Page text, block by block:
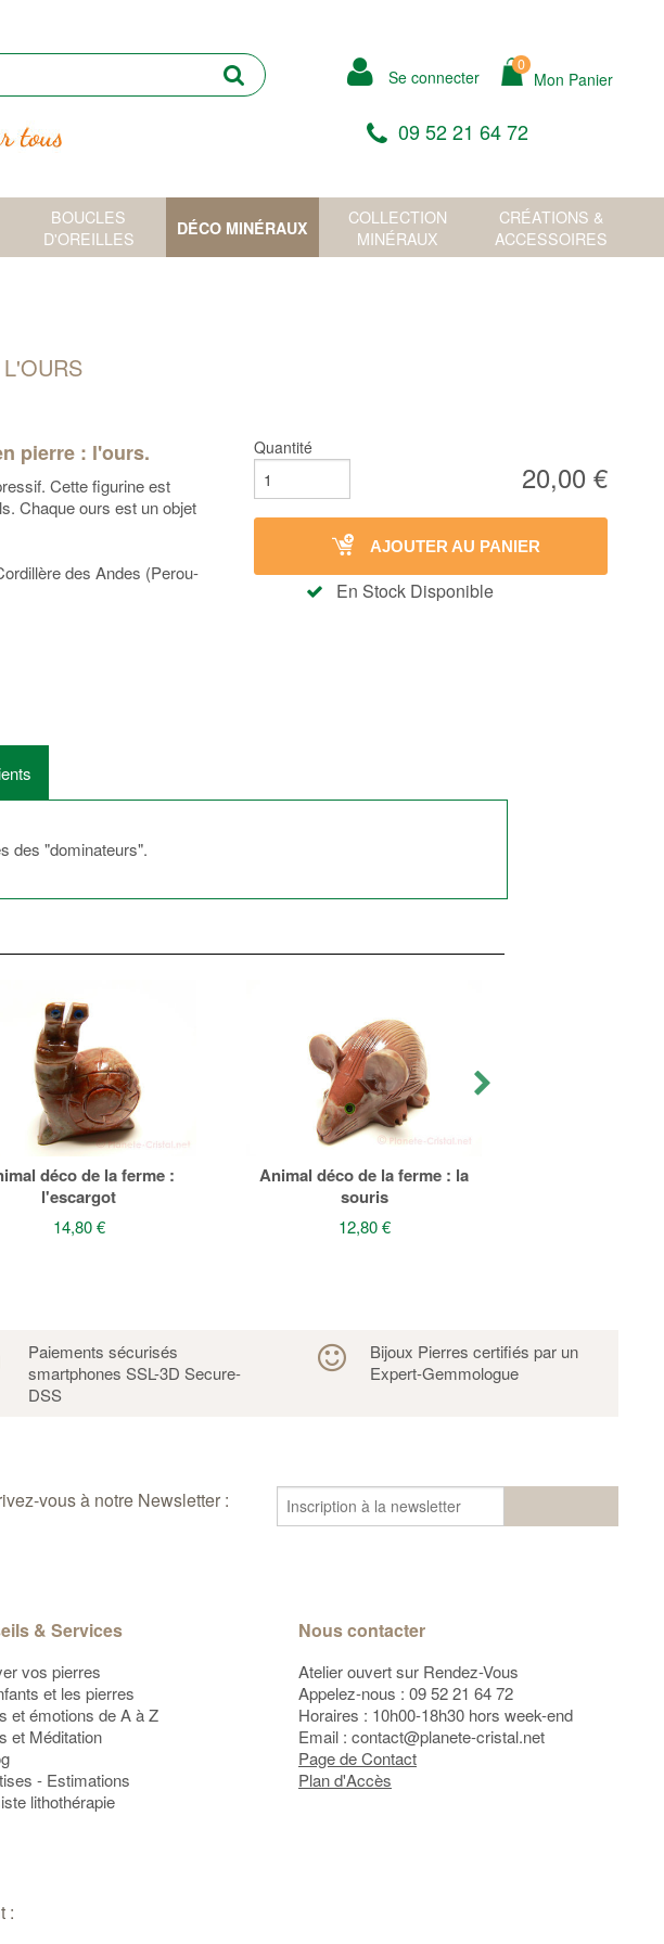
0
Mon Panier
Se connecter
09 52 21 64 72
BOUCLES
D'OREILLES
DÉCO MINÉRAUX
COLLECTION
MINÉRAUX
CRÉATIONS &
ACCESSOIRES
Quantité
20,00 €
AJOUTER AU PANIER
En Stock Disponible
pierre : l'ours.
Cette figurine est
Chaque ours est un objet
des Andes (Perou-
des "dominateurs".
déco de la ferme :
l'escargot
14,80 €
Animal déco de la ferme : la
souris
12,80 €
Paiements sécurisés
smartphones SSL-3D Secure-
DSS
Bijoux Pierres certifiés par un
Expert-Gemmologue
vous à notre Newsletter :
& Services
vos pierres
et les pierres
et émotions de A à Z
et Méditation
- Estimations
lithothérapie
Nous contacter
Atelier ouvert sur Rendez-Vous
Appelez-nous : 09 52 21 64 72
Horaires : 10h00-18h30 hors week-end
Email : contact@planete-cristal.net
Page de Contact
Plan d'Accès
: